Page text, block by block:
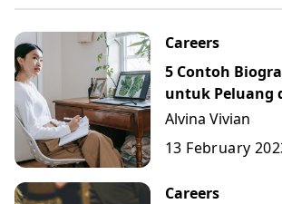
Careers
5 Contoh
untuk Peluang
Perkembangan
Alvina Vivian
13 February
Careers